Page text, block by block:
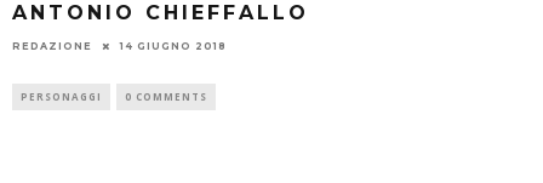
ANTONIO CHIEFFALLO
REDAZIONE 14 GIUGNO 2018
PERSONAGGI 0 COMMENTS